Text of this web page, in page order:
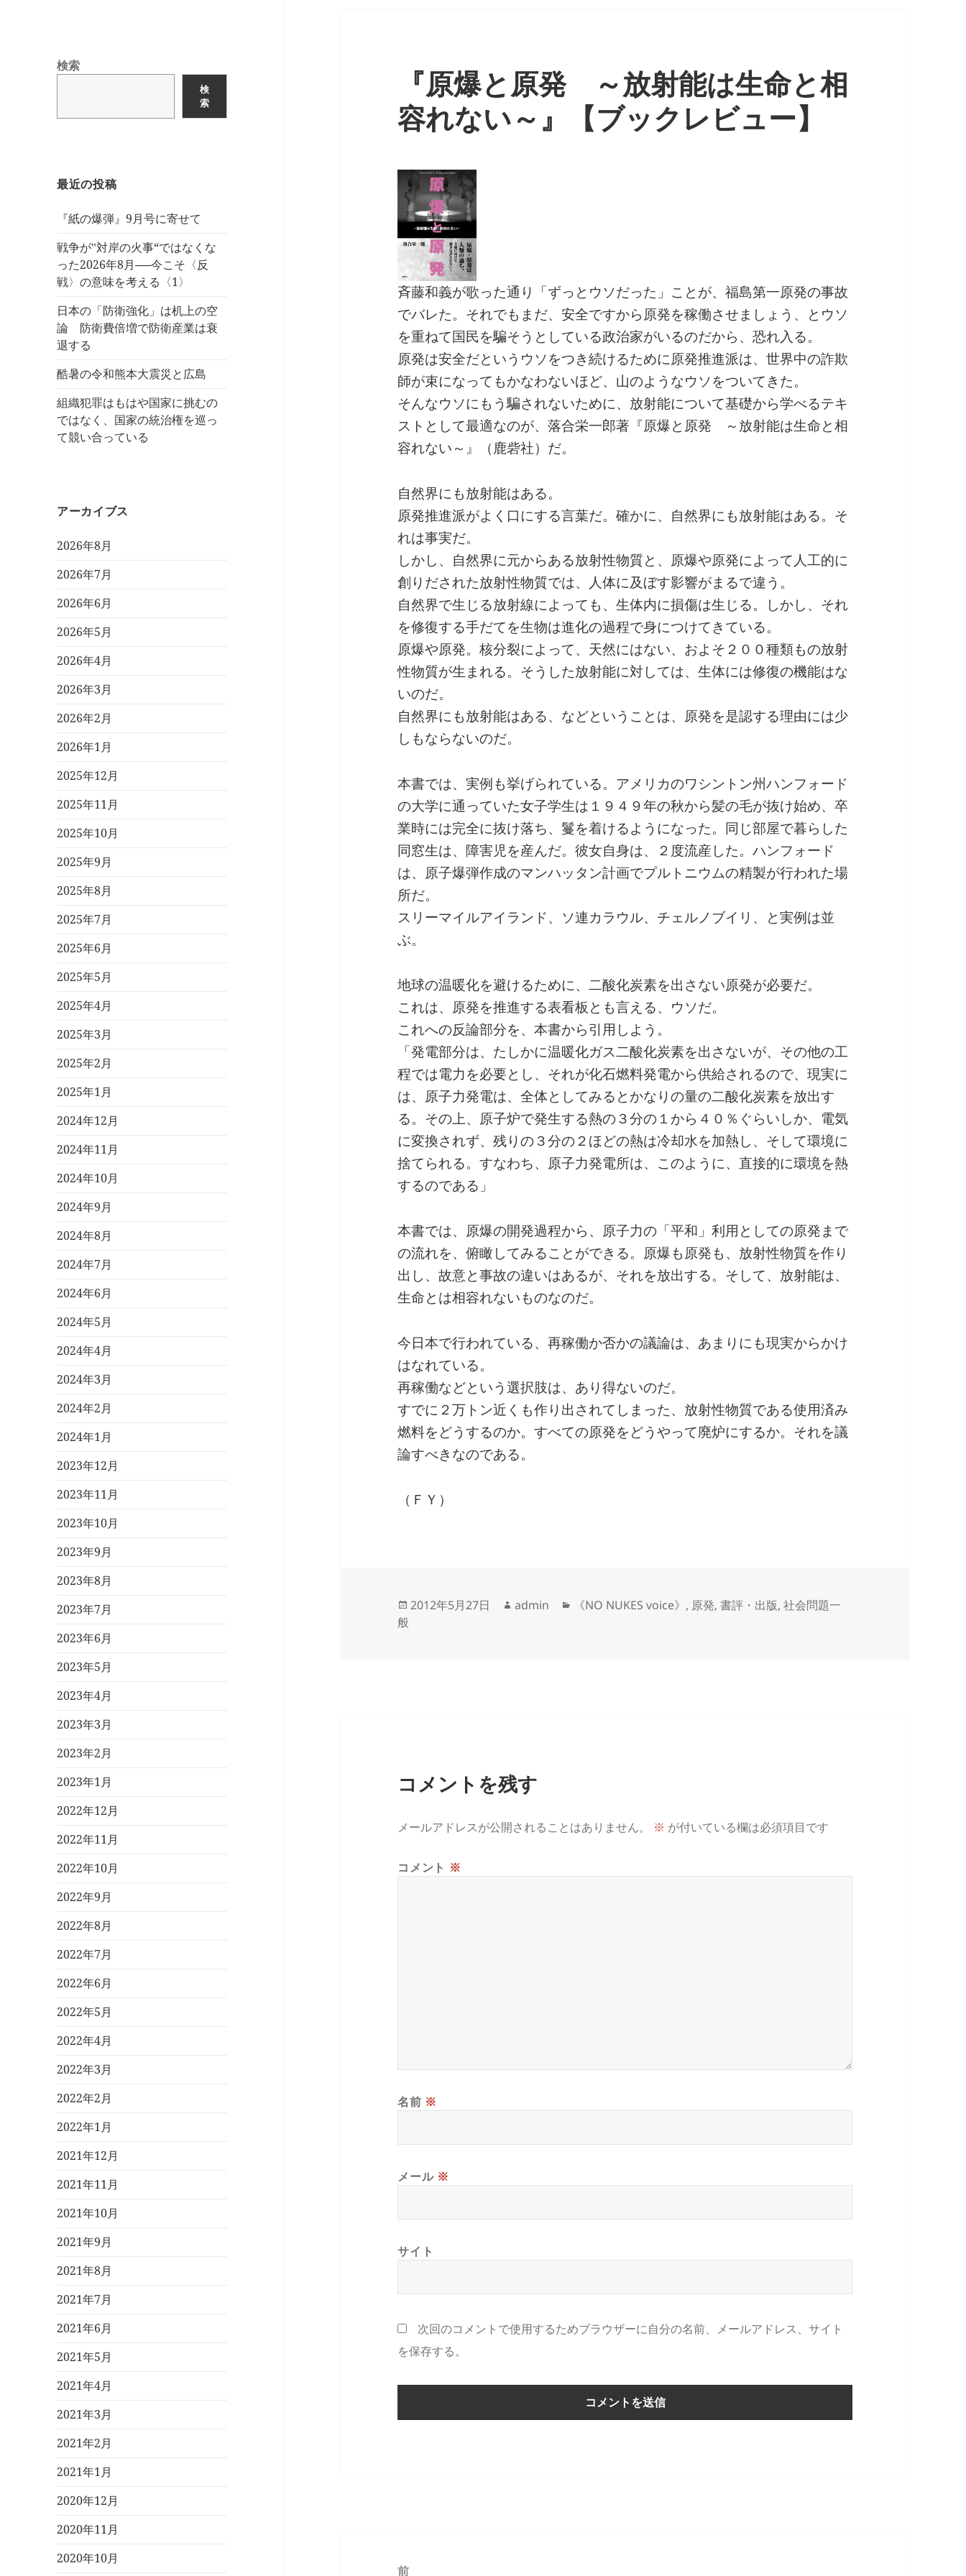
検索
検
索
最近の投稿
『紙の爆弾』9月号に寄せて
戦争が‟対岸の火事“ではなくな
った2026年8月──今こそ〈反
戦〉の意味を考える〈1〉
日本の「防衛強化」は机上の空
論 防衛費倍増で防衛産業は衰
退する
酷暑の令和熊本大震災と広島
組織犯罪はもはや国家に挑むの
ではなく、国家の統治権を巡っ
て競い合っている
アーカイブス
2026年8月
2026年7月
2026年6月
2026年5月
2026年4月
2026年3月
2026年2月
2026年1月
2025年12月
2025年11月
2025年10月
2025年9月
2025年8月
2025年7月
2025年6月
2025年5月
2025年4月
2025年3月
2025年2月
2025年1月
2024年12月
2024年11月
2024年10月
2024年9月
2024年8月
2024年7月
2024年6月
2024年5月
2024年4月
2024年3月
2024年2月
2024年1月
2023年12月
2023年11月
2023年10月
2023年9月
2023年8月
2023年7月
2023年6月
2023年5月
2023年4月
2023年3月
2023年2月
2023年1月
2022年12月
2022年11月
2022年10月
2022年9月
2022年8月
2022年7月
2022年6月
2022年5月
2022年4月
2022年3月
2022年2月
2022年1月
2021年12月
2021年11月
2021年10月
2021年9月
2021年8月
2021年7月
2021年6月
2021年5月
2021年4月
2021年3月
2021年2月
2021年1月
2020年12月
2020年11月
2020年10月
『原爆と原発 ～放射能は生命と相
容れない～』【ブックレビュー】
斉藤和義が歌った通り「ずっとウソだった」ことが、福島第一原発の事故
でバレた。それでもまだ、安全ですから原発を稼働させましょう、とウソ
を重ねて国民を騙そうとしている政治家がいるのだから、恐れ入る。
原発は安全だというウソをつき続けるために原発推進派は、世界中の詐欺
師が束になってもかなわないほど、山のようなウソをついてきた。
そんなウソにもう騙されないために、放射能について基礎から学べるテキ
ストとして最適なのが、落合栄一郎著『原爆と原発 ～放射能は生命と相
容れない～』（鹿砦社）だ。
自然界にも放射能はある。
原発推進派がよく口にする言葉だ。確かに、自然界にも放射能はある。そ
れは事実だ。
しかし、自然界に元からある放射性物質と、原爆や原発によって人工的に
創りだされた放射性物質では、人体に及ぼす影響がまるで違う。
自然界で生じる放射線によっても、生体内に損傷は生じる。しかし、それ
を修復する手だてを生物は進化の過程で身につけてきている。
原爆や原発。核分裂によって、天然にはない、およそ２００種類もの放射
性物質が生まれる。そうした放射能に対しては、生体には修復の機能はな
いのだ。
自然界にも放射能はある、などということは、原発を是認する理由には少
しもならないのだ。
本書では、実例も挙げられている。アメリカのワシントン州ハンフォード
の大学に通っていた女子学生は１９４９年の秋から髪の毛が抜け始め、卒
業時には完全に抜け落ち、鬘を着けるようになった。同じ部屋で暮らした
同窓生は、障害児を産んだ。彼女自身は、２度流産した。ハンフォード
は、原子爆弾作成のマンハッタン計画でプルトニウムの精製が行われた場
所だ。
スリーマイルアイランド、ソ連カラウル、チェルノブイリ、と実例は並
ぶ。
地球の温暖化を避けるために、二酸化炭素を出さない原発が必要だ。
これは、原発を推進する表看板とも言える、ウソだ。
これへの反論部分を、本書から引用しよう。
「発電部分は、たしかに温暖化ガス二酸化炭素を出さないが、その他の工
程では電力を必要とし、それが化石燃料発電から供給されるので、現実に
は、原子力発電は、全体としてみるとかなりの量の二酸化炭素を放出す
る。その上、原子炉で発生する熱の３分の１から４０％ぐらいしか、電気
に変換されず、残りの３分の２ほどの熱は冷却水を加熱し、そして環境に
捨てられる。すなわち、原子力発電所は、このように、直接的に環境を熱
するのである」
本書では、原爆の開発過程から、原子力の「平和」利用としての原発まで
の流れを、俯瞰してみることができる。原爆も原発も、放射性物質を作り
出し、故意と事故の違いはあるが、それを放出する。そして、放射能は、
生命とは相容れないものなのだ。
今日本で行われている、再稼働か否かの議論は、あまりにも現実からかけ
はなれている。
再稼働などという選択肢は、あり得ないのだ。
すでに２万トン近くも作り出されてしまった、放射性物質である使用済み
燃料をどうするのか。すべての原発をどうやって廃炉にするか。それを議
論すべきなのである。
（ＦＹ）
投
2012年5月27日
作
admin
カ
《NO NUKES voice》 , 原発,書評・出版,社会問題一
般
コメントを残す
メールアドレスが公開されることはありません。 ※ が付いている欄は必須項目です
コメント ※
名前 ※
メール ※
サイト
次回のコメントで使用するためブラウザーに自分の名前、メールアドレス、サイト
を保存する。
前